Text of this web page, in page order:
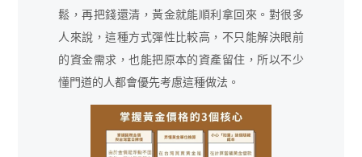
鬆，再把錢還清，黃金就能順利拿回來。對很多
人來說，這種方式彈性比較高，不只能解決眼前
的資金需求，也能把原本的資產留住，所以不少
懂門道的人都會優先考慮這種做法。